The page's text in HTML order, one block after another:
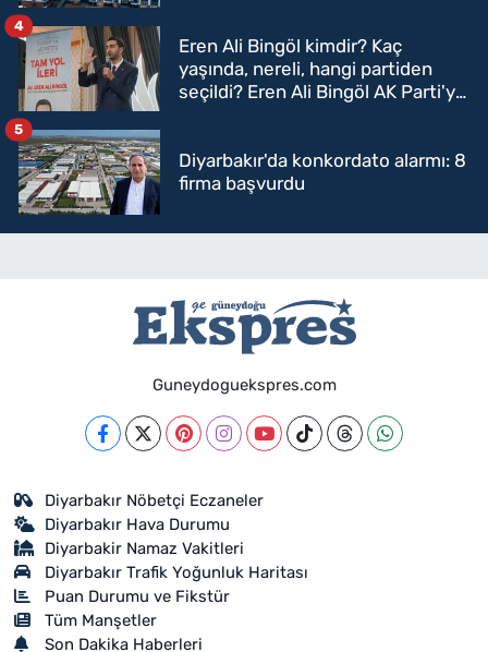
Eren Ali Bingöl kimdir? Kaç
yaşında, nereli, hangi partiden
seçildi? Eren Ali Bingöl AK Parti'ye
4
Diyarbakır'da konkordato alarmı: 8
firma başvurdu
5
Guneydoguekspres.com
Diyarbakır Nöbetçi Eczaneler
Diyarbakır Hava Durumu
Diyarbakir Namaz Vakitleri
Diyarbakır Trafik Yoğunluk Haritası
Puan Durumu ve Fikstür
Tüm Manşetler
Son Dakika Haberleri